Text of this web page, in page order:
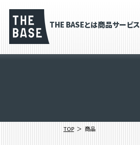
THE BASEとは商品サービス
TOP 商品